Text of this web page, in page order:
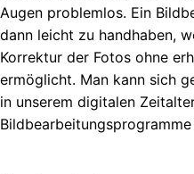
Augen problemlos. Ein
dann leicht zu handhaben,
Korrektur der Fotos ohne
ermöglicht. Man kann sich
in unserem digitalen